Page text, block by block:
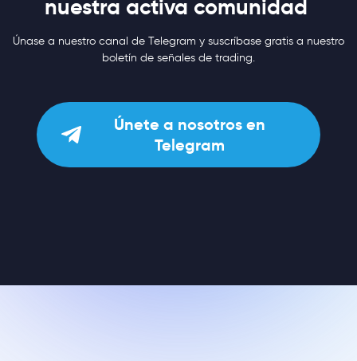
nuestra activa comunidad
Únase a nuestro canal de Telegram y suscríbase gratis a nuestro
boletín de señales de trading.
Únete a nosotros en
Telegram